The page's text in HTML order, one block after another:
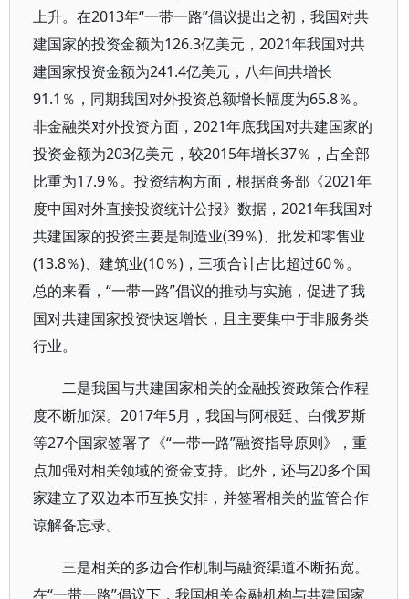
上升。在2013年“一带一路”倡议提出之初，我国对共
建国家的投资金额为126.3亿美元，2021年我国对共
建国家投资金额为241.4亿美元，八年间共增长
91.1％，同期我国对外投资总额增长幅度为65.8％。
非金融类对外投资方面，2021年底我国对共建国家的
投资金额为203亿美元，较2015年增长37％，占全部
比重为17.9％。投资结构方面，根据商务部《2021年
度中国对外直接投资统计公报》数据，2021年我国对
共建国家的投资主要是制造业(39％)、批发和零售业
(13.8％)、建筑业(10％)，三项合计占比超过60％。
总的来看，“一带一路”倡议的推动与实施，促进了我
国对共建国家投资快速增长，且主要集中于非服务类
行业。
二是我国与共建国家相关的金融投资政策合作程
度不断加深。2017年5月，我国与阿根廷、白俄罗斯
等27个国家签署了《“一带一路”融资指导原则》，重
点加强对相关领域的资金支持。此外，还与20多个国
家建立了双边本币互换安排，并签署相关的监管合作
谅解备忘录。
三是相关的多边合作机制与融资渠道不断拓宽。
在“一带一路”倡议下，我国相关金融机构与共建国家